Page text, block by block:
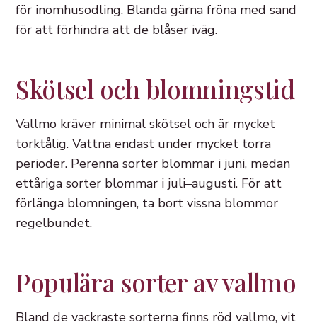
för inomhusodling. Blanda gärna fröna med sand
för att förhindra att de blåser iväg.
Skötsel och blomningstid
Vallmo kräver minimal skötsel och är mycket
torktålig. Vattna endast under mycket torra
perioder. Perenna sorter blommar i juni, medan
ettåriga sorter blommar i juli–augusti. För att
förlänga blomningen, ta bort vissna blommor
regelbundet.
Populära sorter av vallmo
Bland de vackraste sorterna finns röd vallmo, vit